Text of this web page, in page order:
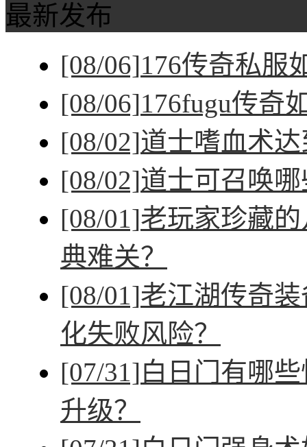
最新发布
[08/06]176传奇私服
[08/06]176fugu传奇
[08/02]道士嗜血术
[08/02]道士可召唤
[08/01]老玩家珍藏
典难关？
[08/01]老江湖传奇
化失败风险？
[07/31]白日门有哪
升级？